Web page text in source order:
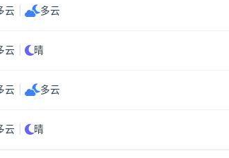
云 多云
云 晴
云 多云
云 晴